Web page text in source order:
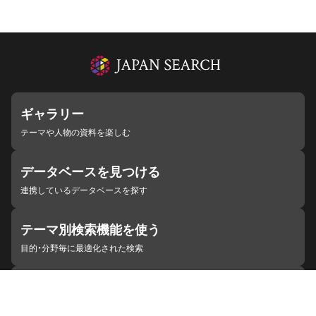
ギャラリー
テーマや人物の資料を楽しむ
データベースを見つける
連携しているデータベースを探す
テーマ別検索機能を使う
目的・分野毎に最適化された検索